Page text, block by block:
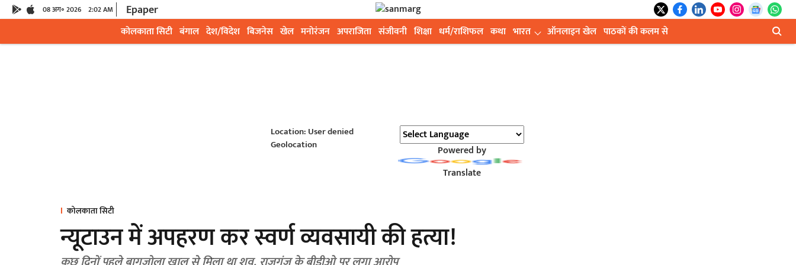
08 अग॰ 2026 2:02 AM Epaper
कोलकाता सिटी बंगाल देश/विदेश बिजनेस खेल मनोरंजन अपराजिता संजीवनी शिक्षा धर्म/राशिफल कथा भारत ऑनलाइन खेल पाठकों की कलम से
Location: User denied
Geolocation
Powered by
Translate
कोलकाता सिटी
न्यूटाउन में अपहरण कर स्वर्ण व्यवसायी की हत्या!